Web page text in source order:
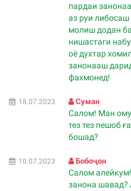
пардаи
аз руи
молиш додан
нишастаги
оё духтар
занонааш
фахмонед!
18.07.2023 Суман
Салом! Ман
тез тез пешоб
бошад?
10.07.2023 Бобоҷон
Салом
занона шавад?